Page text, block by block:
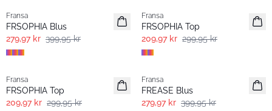
Fransa
FRSOPHIA Blus
279,97 kr 399,95 kr
Fransa
FRSOPHIA Top
209,97 kr 299,95 kr
-30%
Fransa
FRSOPHIA Top
209,97 kr 299,95 kr
-30%
Fransa
FREASE Blus
279,97 kr 399,95 kr